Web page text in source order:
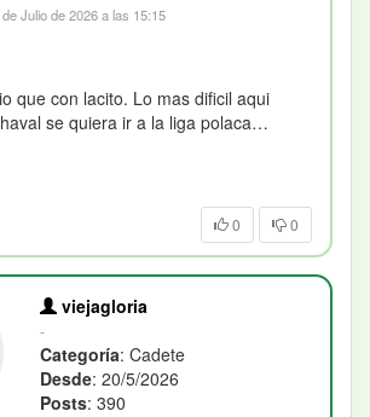
Julio de 2026 a las 15:15
que con lacito. Lo mas dificil aqui
se quiera ir a la liga polaca…
0 0
viejagloria
-
Categoría: Cadete
Desde: 20/5/2026
Posts: 390